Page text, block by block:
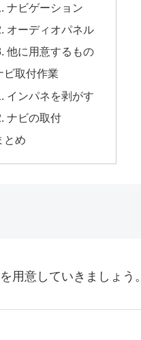
ナビゲーション
オーディオパネル
他に用意するもの
ビ取付作業
インパネを剥がす
ナビの取付
とめ
用意していきましょう。